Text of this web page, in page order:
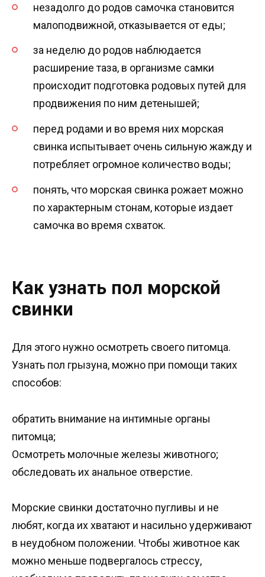
незадолго до родов самочка становится
малоподвижной, отказывается от еды;
за неделю до родов наблюдается
расширение таза, в организме самки
происходит подготовка родовых путей для
продвижения по ним детенышей;
перед родами и во время них морская
свинка испытывает очень сильную жажду и
потребляет огромное количество воды;
понять, что морская свинка рожает можно
по характерным стонам, которые издает
самочка во время схваток.
Как узнать пол морской
свинки
Для этого нужно осмотреть своего питомца.
Узнать пол грызуна, можно при помощи таких
способов:
обратить внимание на интимные органы
питомца;
Осмотреть молочные железы животного;
обследовать их анальное отверстие.
Морские свинки достаточно пугливы и не
любят, когда их хватают и насильно удерживают
в неудобном положении. Чтобы животное как
можно меньше подвергалось стрессу,